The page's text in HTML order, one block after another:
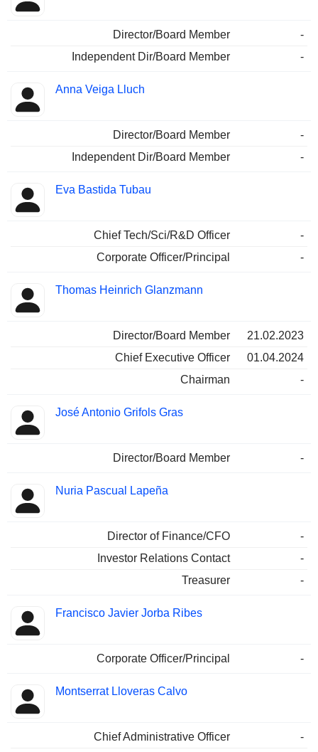
Director/Board Member
-
Independent Dir/Board Member
-
Anna Veiga Lluch
Director/Board Member
-
Independent Dir/Board Member
-
Eva Bastida Tubau
Chief Tech/Sci/R&D Officer
-
Corporate Officer/Principal
-
Thomas Heinrich Glanzmann
Director/Board Member
21.02.2023
Chief Executive Officer
01.04.2024
Chairman
-
José Antonio Grifols Gras
Director/Board Member -
Nuria Pascual Lapeña
Director of Finance/CFO
-
Investor Relations Contact
-
Treasurer
-
Francisco Javier Jorba Ribes
Corporate Officer/Principal -
Montserrat Lloveras Calvo
Chief Administrative Officer
-